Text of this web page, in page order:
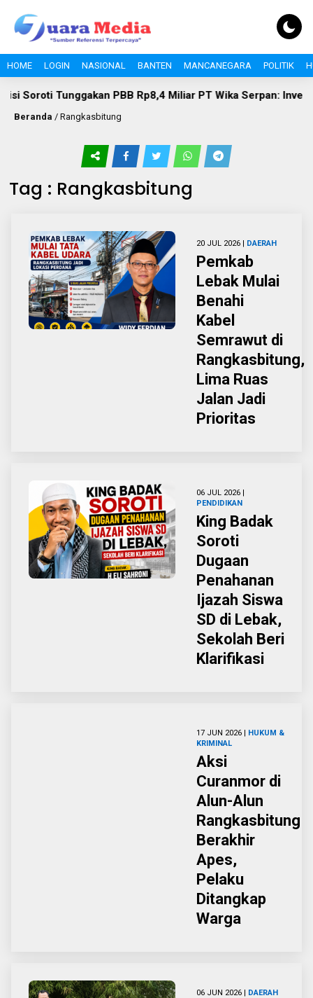
HOME LOGIN NASIONAL BANTEN MANCANEGARA POLITIK
PBB Rp8,4 Miliar PT Wika Serpan: Investor Besar Tak
Beranda / Rangkasbitung
Tag : Rangkasbitung
20 JUL 2026 | DAERAH
Pemkab
Lebak Mulai
Benahi
Kabel
Semrawut di
Rangkasbitung,
Lima Ruas
Jalan Jadi
Prioritas
06 JUL 2026 |
PENDIDIKAN
King Badak
Soroti
Dugaan
Penahanan
Ijazah Siswa
SD di Lebak,
Sekolah Beri
Klarifikasi
17 JUN 2026 | HUKUM &
KRIMINAL
Aksi
Curanmor di
Alun-Alun
Rangkasbitung
Berakhir
Apes,
Pelaku
Ditangkap
Warga
06 JUN 2026 | DAERAH